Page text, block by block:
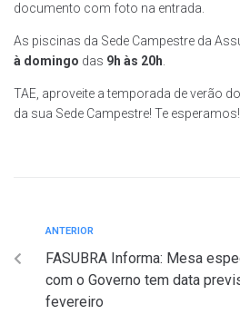
documento com foto na entrada.
As piscinas da Sede Campestre da
à domingo das 9h às 20h
TAE, aproveite a temporada de verão
da sua Sede Campestre! Te esperamos!
Navegação
de
Post
Anterior
ANTERIOR
FASUBRA Informa: Mesa
com o Governo tem data
fevereiro